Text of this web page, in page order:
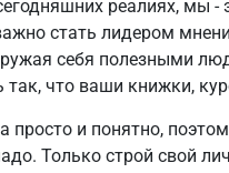
реалиях, мы
стать лидером
себя полезными
так, что ваши книжки,
просто и понятно,
Только строй свой